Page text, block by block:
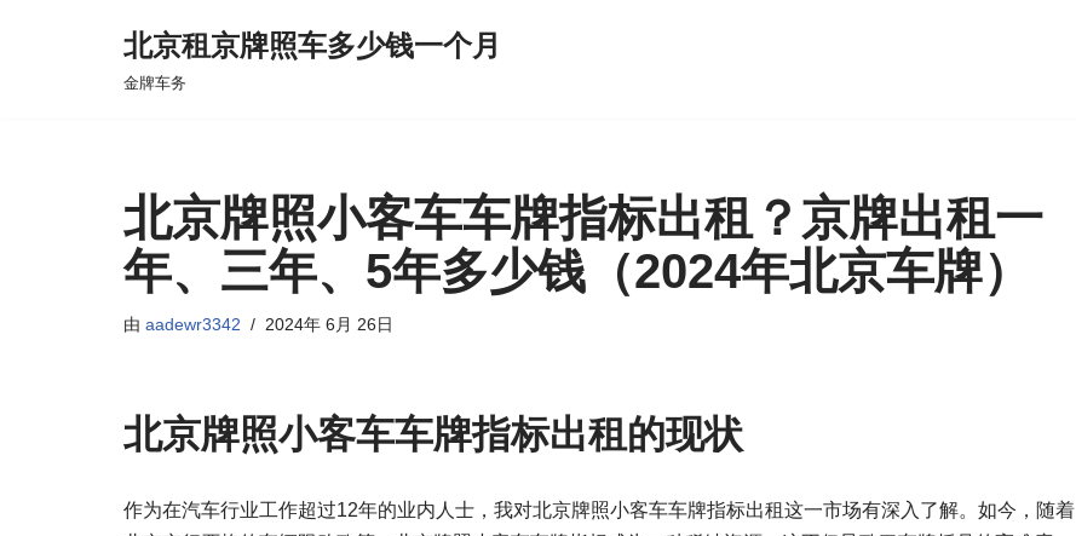
北京租京牌照车多少钱一个月
金牌车务
北京牌照小客车车牌指标出租？京牌出租一
年、三年、5年多少钱（2024年北京车牌）
由 aadewr3342 2024年 6月 26日
北京牌照小客车车牌指标出租的现状
作为在汽车行业工作超过12年的业内人士，我对北京牌照小客车车牌指标出租这一市场有深入了解。如今，随着